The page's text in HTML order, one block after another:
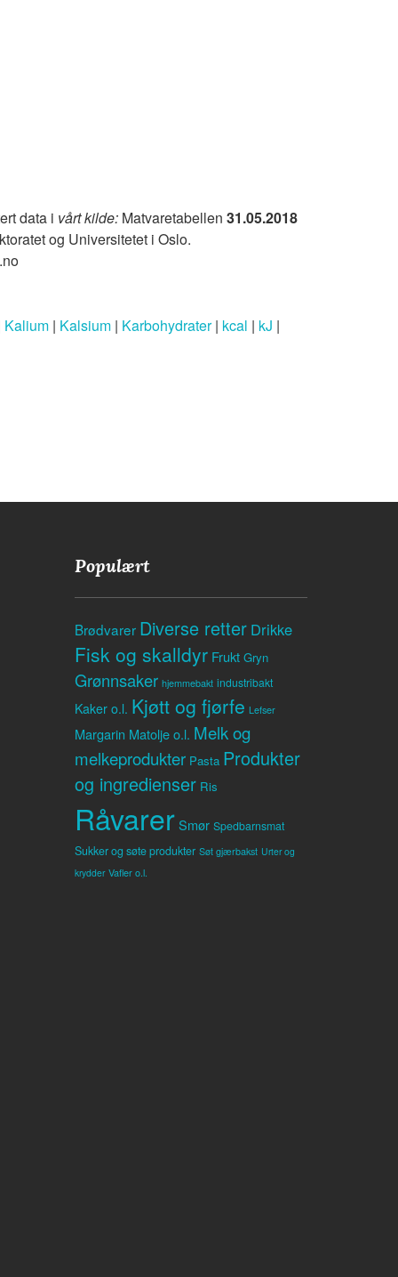
data i vårt kilde: Matvaretabellen 31.05.2018
og Universitetet i Oslo.
Kalium | Kalsium | Karbohydrater| kcal | kJ |
Populært
Brødvarer Diverse retter Drikke
Fisk og skalldyr Frukt Gryn
Grønnsaker hjemmebakt industribakt
Kaker o.l. Kjøtt og fjørfe Lefser
Margarin Matolje o.l. Melk og
melkeprodukter Pasta Produkter
og ingredienser Ris
Råvarer Smør Spedbarnsmat
Sukker og søte produkter Søt gjærbakst Urter og
krydder Vafler o.l.